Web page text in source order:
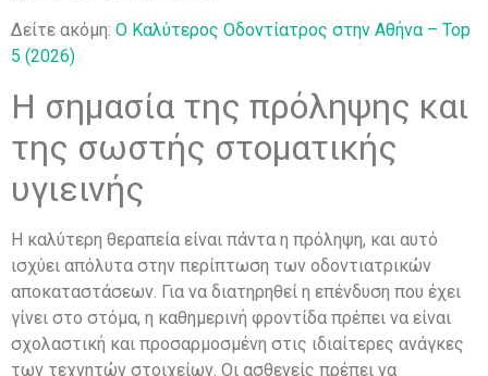
Δείτε ακόμη: Ο Καλύτερος Οδοντίατρος στην Αθήνα – Top
5 (2026)
Η σημασία της πρόληψης και
της σωστής στοματικής
υγιεινής
Η καλύτερη θεραπεία είναι πάντα η πρόληψη, και αυτό
ισχύει απόλυτα στην περίπτωση των οδοντιατρικών
αποκαταστάσεων. Για να διατηρηθεί η επένδυση που έχει
γίνει στο στόμα, η καθημερινή φροντίδα πρέπει να είναι
σχολαστική και προσαρμοσμένη στις ιδιαίτερες ανάγκες
των τεχνητών στοιχείων. Οι ασθενείς πρέπει να